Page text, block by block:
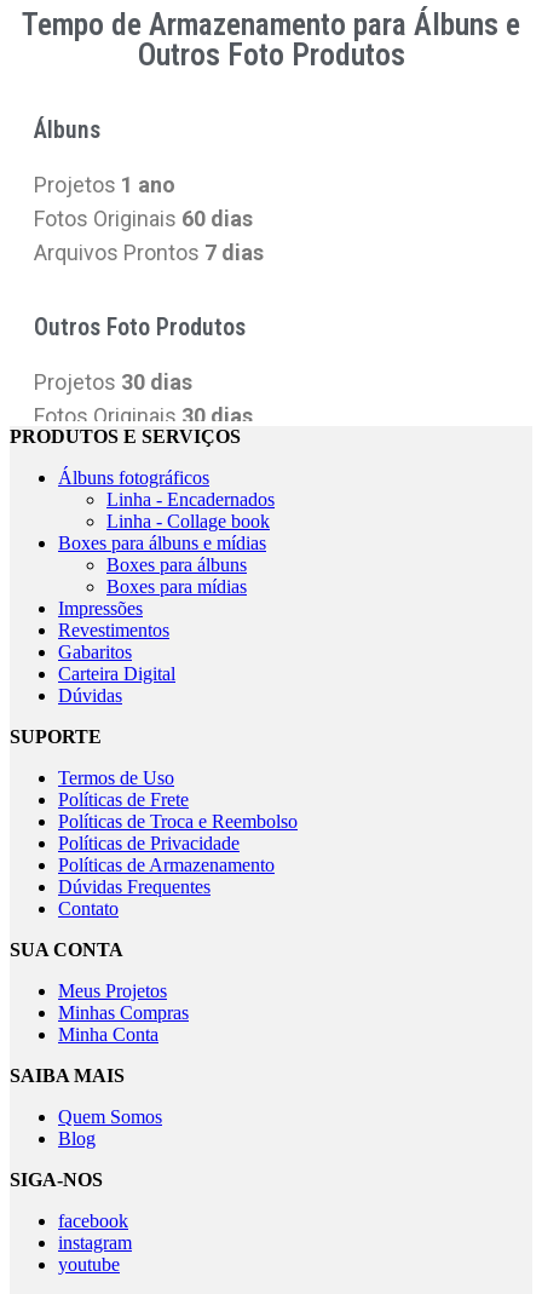
PRODUTOS E SERVIÇOS
Álbuns fotográficos
Linha - Encadernados
Linha - Collage book
Boxes para álbuns e mídias
Boxes para álbuns
Boxes para mídias
Impressões
Revestimentos
Gabaritos
Carteira Digital
Dúvidas
SUPORTE
Termos de Uso
Políticas de Frete
Políticas de Troca e Reembolso
Políticas de Privacidade
Políticas de Armazenamento
Dúvidas Frequentes
Contato
SUA CONTA
Meus Projetos
Minhas Compras
Minha Conta
SAIBA MAIS
Quem Somos
Blog
SIGA-NOS
facebook
instagram
youtube